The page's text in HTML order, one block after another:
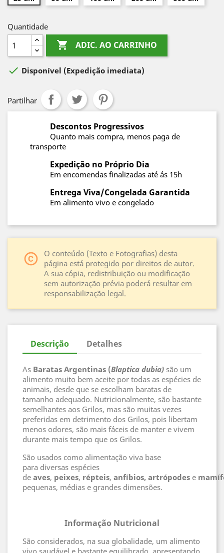
Quantidade
 ADIC. AO CARRINHO
 Disponível (Expedição imediata)
Partilhar
Descontos Progressivos
Quanto mais compra, menos paga de
transporte
Expedição no Próprio Dia
Em encomendas finalizadas até ás 15h
Entrega Viva/Congelada Garantida
Em alimento vivo e congelado
copyright
O conteúdo (Texto e Fotografias) desta
página está protegido por direitos de autor.
A sua cópia, redistribuição ou modificação
sem autorização prévia poderá resultar em
responsabilização legal.
Descrição Detalhes
As Baratas Argentinas (Blaptica dubia) são um
alimento muito bem aceite por todas as espécies de
animais, desde que se escolham baratas de
tamanho adequado. Nutricionalmente, são bastante
semelhantes aos Grilos, mas são muitas vezes
preferidas em detrimento dos Grilos, pois libertam
menos odores, são mais fáceis de manter e vivem
durante mais tempo que os Grilos.
São usados como alimentação viva base
para diversas espécies
de aves, peixes, répteis, anfíbios, artrópodes e
pequenas, médias e grandes dimensões.
Informação Nutricional
São considerados, na sua globalidade, um alimento
vivo saudável e bastante equilibrado, apresentando